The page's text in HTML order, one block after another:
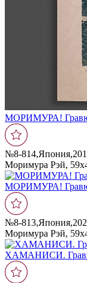
МОРИМУРА!
№8-
Моримура Рэй,
МОРИМУРА!
№8-
Моримура Рэй,
ХАМАНИСИ.